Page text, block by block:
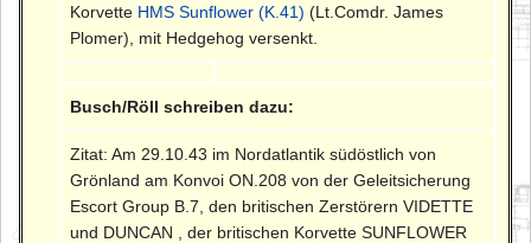
Korvette HMS Sunflower (K.41) (Lt.Comdr. James
Plomer), mit Hedgehog versenkt.
Busch/Röll schreiben dazu:
Zitat: Am 29.10.43 im Nordatlantik südöstlich von
Grönland am Konvoi ON.208 von der Geleitsicherung
Escort Group B.7, den britischen Zerstörern VIDETTE
und DUNCAN , der britischen Korvette SUNFLOWER